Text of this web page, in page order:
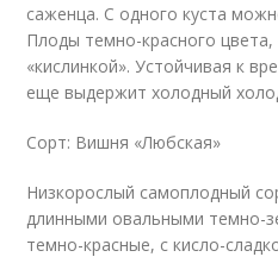
саженца. С одного куста
Плоды темно-красного цвета,
«кислинкой». Устойчивая к
еще выдержит холодный
Сорт: Вишня «Любская»
Низкорослый самоплодный
длинными овальными темно-
темно-красные, с кисло-